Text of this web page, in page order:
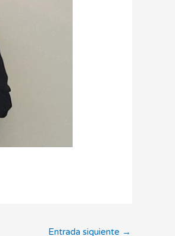
Entrada siguiente →